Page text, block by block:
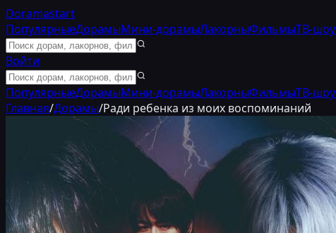
Doramastart
ПопулярныеДорамыМини-дорамыЛакорныФильмыТВ-шоу
Войти
ПопулярныеДорамыМини-дорамыЛакорныФильмыТВ-шоу
Главная/Дорамы/Ради ребенка из моих воспоминаний